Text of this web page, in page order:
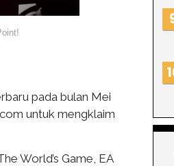
pada bulan Mei
untuk mengklaim
World’s Game, EA